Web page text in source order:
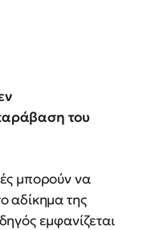
του
μπορούν να
αδίκημα της
εμφανίζεται